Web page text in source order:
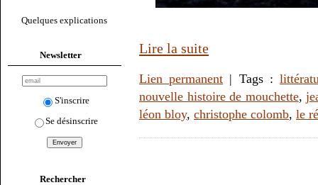
Quelques explications
Newsletter
S'inscrire
Se désinscrire
Rechercher
Lire la suite
Lien permanent | Tags :
nouvelle histoire de mouchette,
léon bloy, christophe colomb, le